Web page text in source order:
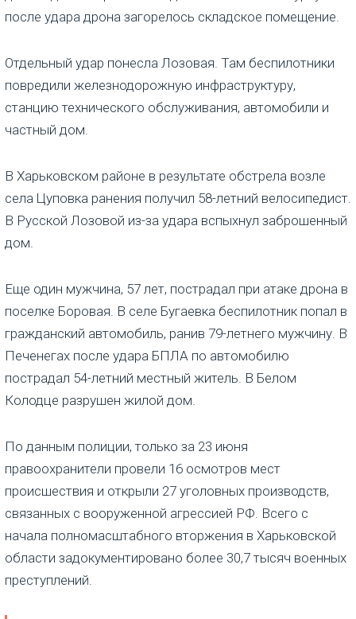
после удара дрона загорелось складское помещение.
Отдельный удар понесла Лозовая. Там беспилотники
повредили железнодорожную инфраструктуру,
станцию технического обслуживания, автомобили и
частный дом.
В Харьковском районе в результате обстрела возле
села Цуповка ранения получил 58-летний велосипедист.
В Русской Лозовой из-за удара вспыхнул заброшенный
дом.
Еще один мужчина, 57 лет, пострадал при атаке дрона в
поселке Боровая. В селе Бугаевка беспилотник попал в
гражданский автомобиль, ранив 79-летнего мужчину. В
Печенегах после удара БПЛА по автомобилю
пострадал 54-летний местный житель. В Белом
Колодце разрушен жилой дом.
По данным полиции, только за 23 июня
правоохранители провели 16 осмотров мест
происшествия и открыли 27 уголовных производств,
связанных с вооруженной агрессией РФ. Всего с
начала полномасштабного вторжения в Харьковской
области задокументировано более 30,7 тысяч военных
преступлений.